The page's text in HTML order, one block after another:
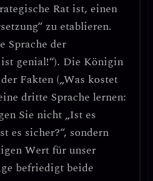
Rat ist, einen
zu etablieren.
Sprache der
genial!“). Die Königin
Fakten („Was kostet
dritte Sprache lernen:
Sie nicht „Ist es
es sicher?“, sondern
Wert für unser
befriedigt beide